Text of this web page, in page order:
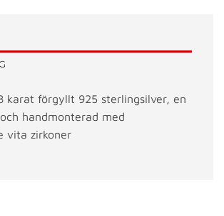
karat förgyllt 925 sterlingsilver, en
handmonterad med
vita zirkoner